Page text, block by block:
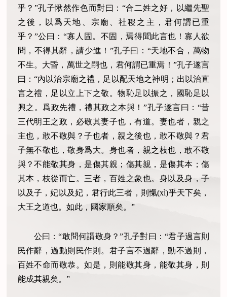
乎？”孔子愀然作色而對曰：“合二姓之好，以繼先聖
之後，以爲天地、宗廟、社稷之主，君何謂已重
乎？”公曰：“寡人固。不固，焉得聞此言也！寡人欲
問，不得其辭，請少進！”孔子曰：“天地不合，萬物
不生。大昏，萬世之嗣也，君何謂已重焉！”孔子遂言
曰：“內以治宗廟之禮，足以配天地之神明；出以治直
言之禮，足以立上下之敬。物恥足以振之，國恥足以
興之。爲政先禮，禮其政之本與！”孔子遂言曰：“昔
三代明王之政，必敬其妻子也，有道。妻也者，親之
主也，敢不敬與？子也者，親之後也，敢不敬與？君
子無不敬也，敬身爲大。身也者，親之枝也，敢不敬
與？不能敬其身，是傷其親；傷其親，是傷其本；傷
其本，枝從而亡。三者，百姓之象也。身以及身，子
以及子，妃以及妃，君行此三者，則愾(xì)乎天下矣，
大王之道也。如此，國家順矣。”
公曰：“敢問何謂敬身？”孔子對曰：“君子過言則
民作辭，過動則民作則。君子言不過辭，動不過則，
百姓不命而敬恭。如是，則能敬其身，能敬其身，則
能成其親矣。”